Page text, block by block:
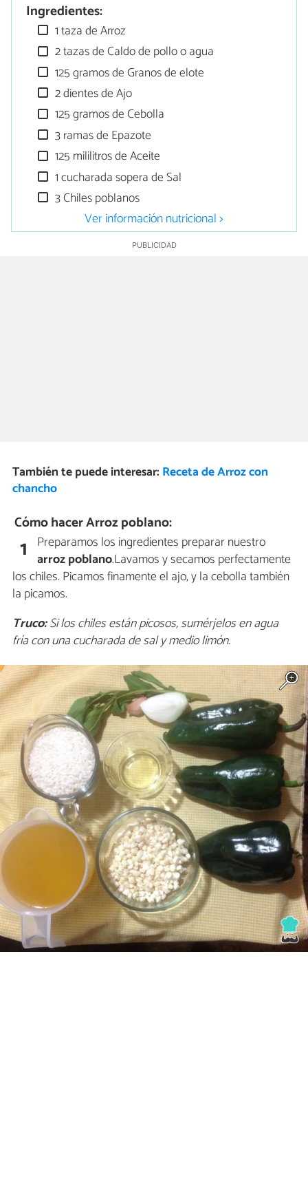
Ingredientes:
1 taza de Arroz
2 tazas de Caldo de pollo o agua
125 gramos de Granos de elote
2 dientes de Ajo
125 gramos de Cebolla
3 ramas de Epazote
125 mililitros de Aceite
1 cucharada sopera de Sal
3 Chiles poblanos
Ver información nutricional >
También te puede interesar: Receta de Arroz con
chancho
Cómo hacer Arroz poblano:
1 Preparamos los ingredientes preparar nuestro
arroz poblano.Lavamos y secamos perfectamente
los chiles. Picamos finamente el ajo, y la cebolla también
la picamos.
Truco:Si los chiles están picosos, sumérjelos en agua
fría con una cucharada de sal y medio limón.